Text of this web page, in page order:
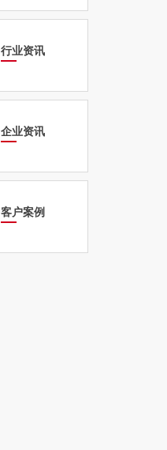
行业资讯
企业资讯
客户案例